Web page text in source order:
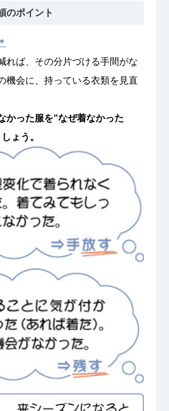
のポイント
れば、その分片づける手間がな
機会に、持っている衣類を見直
かった服を“なぜ着なかった
ょう。